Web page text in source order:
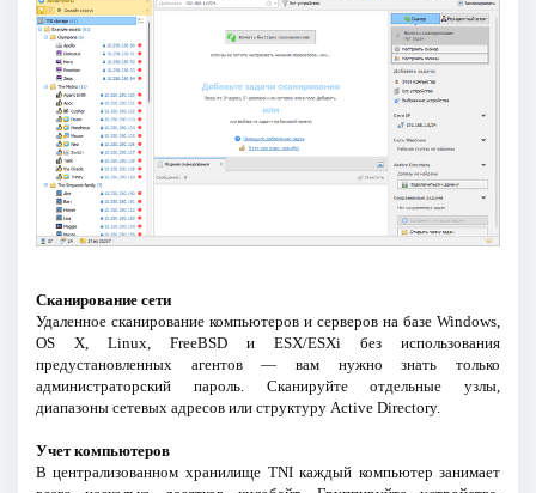
Сканирование сети
Удаленное сканирование компьютеров и серверов на базе Windows,
OS X, Linux, FreeBSD и ESX/ESXi без использования
предустановленных агентов — вам нужно знать только
администраторский пароль. Сканируйте отдельные узлы,
диапазоны сетевых адресов или структуру Active Directory.
Учет компьютеров
В централизованном хранилище TNI каждый компьютер занимает